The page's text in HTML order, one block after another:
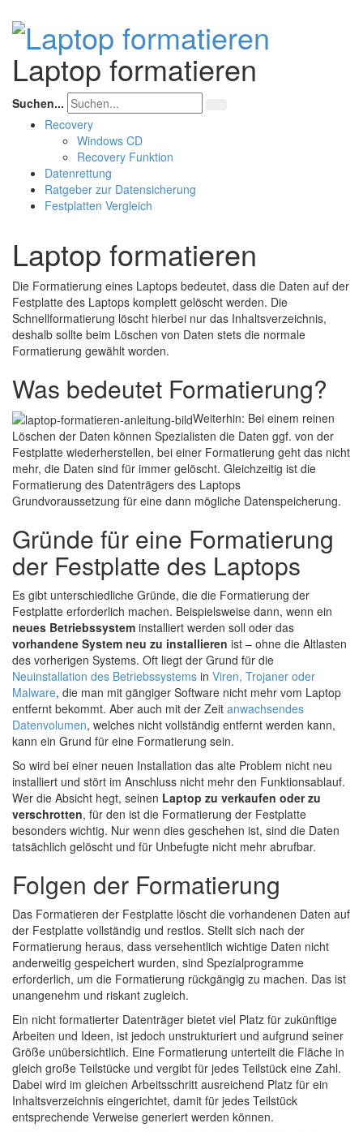
Laptop formatieren
Suchen...
Recovery
Windows CD
Recovery Funktion
Datenrettung
Ratgeber zur Datensicherung
Festplatten Vergleich
Laptop formatieren
Die Formatierung eines Laptops bedeutet, dass die Daten auf der
Festplatte des Laptops komplett gelöscht werden. Die
Schnellformatierung löscht hierbei nur das Inhaltsverzeichnis,
deshalb sollte beim Löschen von Daten stets die normale
Formatierung gewählt worden.
Was bedeutet Formatierung?
Weiterhin: Bei einem reinen
Löschen der Daten können Spezialisten die Daten ggf. von der
Festplatte wiederherstellen, bei einer Formatierung geht das nicht
mehr, die Daten sind für immer gelöscht. Gleichzeitig ist die
Formatierung des Datenträgers des Laptops
Grundvoraussetzung für eine dann mögliche Datenspeicherung.
Gründe für eine Formatierung
der Festplatte des Laptops
Es gibt unterschiedliche Gründe, die die Formatierung der
Festplatte erforderlich machen. Beispielsweise dann, wenn ein
neues Betriebssystem installiert werden soll oder das
vorhandene System neu zu installieren ist – ohne die Altlasten
des vorherigen Systems. Oft liegt der Grund für die
Neuinstallation des Betriebssystems in Viren, Trojaner oder
Malware, die man mit gängiger Software nicht mehr vom Laptop
entfernt bekommt. Aber auch mit der Zeit anwachsendes
Datenvolumen, welches nicht vollständig entfernt werden kann,
kann ein Grund für eine Formatierung sein.
So wird bei einer neuen Installation das alte Problem nicht neu
installiert und stört im Anschluss nicht mehr den Funktionsablauf.
Wer die Absicht hegt, seinen Laptop zu verkaufen oder zu
verschrotten, für den ist die Formatierung der Festplatte
besonders wichtig. Nur wenn dies geschehen ist, sind die Daten
tatsächlich gelöscht und für Unbefugte nicht mehr abrufbar.
Folgen der Formatierung
Das Formatieren der Festplatte löscht die vorhandenen Daten auf
der Festplatte vollständig und restlos. Stellt sich nach der
Formatierung heraus, dass versehentlich wichtige Daten nicht
anderweitig gespeichert wurden, sind Spezialprogramme
erforderlich, um die Formatierung rückgängig zu machen. Das ist
unangenehm und riskant zugleich.
Ein nicht formatierter Datenträger bietet viel Platz für zukünftige
Arbeiten und Ideen, ist jedoch unstrukturiert und aufgrund seiner
Größe unübersichtlich. Eine Formatierung unterteilt die Fläche in
gleich große Teilstücke und vergibt für jedes Teilstück eine Zahl.
Dabei wird im gleichen Arbeitsschritt ausreichend Platz für ein
Inhaltsverzeichnis eingerichtet, damit für jedes Teilstück
entsprechende Verweise generiert werden können.